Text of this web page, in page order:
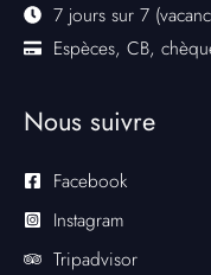
7 jours sur 7
Espèces, CB,
Nous suivre
Facebook
Instagram
Tripadvisor